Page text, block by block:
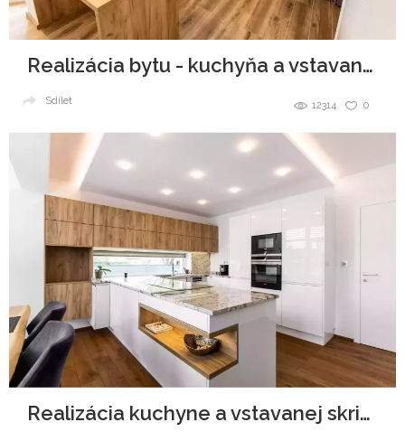
Realizácia bytu - kuchyňa a vstavané skrine
0
12314
Sdílet
Realizácia kuchyne a vstavanej skrine